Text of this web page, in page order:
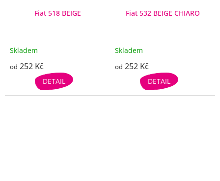
Fiat 518 BEIGE
Skladem
od 252 Kč
DETAIL
Fiat 532 BEIGE CHIARO
Skladem
od 252 Kč
DETAIL